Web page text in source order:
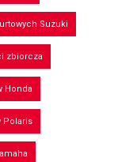
Suzuki
zbiorcza
Honda
Polaris